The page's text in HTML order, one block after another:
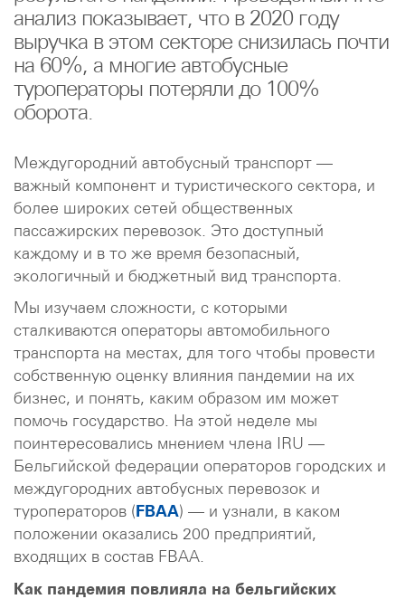
анализ показывает, что в 2020 году
выручка в этом секторе снизилась почти
на 60%, а многие автобусные
туроператоры потеряли до 100%
оборота.
Междугородний автобусный транспорт —
важный компонент и туристического сектора, и
более широких сетей общественных
пассажирских перевозок. Это доступный
каждому и в то же время безопасный,
экологичный и бюджетный вид транспорта.
Мы изучаем сложности, с которыми
сталкиваются операторы автомобильного
транспорта на местах, для того чтобы провести
собственную оценку влияния пандемии на их
бизнес, и понять, каким образом им может
помочь государство. На этой неделе мы
поинтересовались мнением члена IRU —
Бельгийской федерации операторов городских и
междугородних автобусных перевозок и
туроператоров (FBAA) — и узнали, в каком
положении оказались 200 предприятий,
входящих в состав FBAA.
Как пандемия повлияла на бельгийских